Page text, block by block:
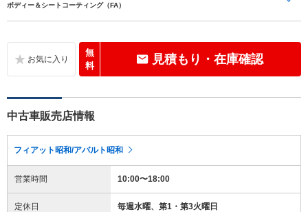
ボディー＆シートコーティング（FA）
無
料
見積もり・在庫確認
中古車販売店情報
フィアット昭和/アバルト昭和
営業時間 10:00〜18:00
定休日 毎週水曜、第1・第3火曜日